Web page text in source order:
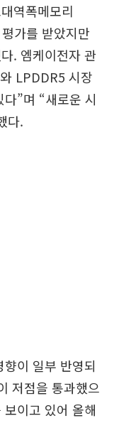
역폭메모리
가를 받았지만
. 엠케이전자 관
LPDDR5 시장
”며 “새로운 시
다.
이 일부 반영되
저점을 통과했으
이고 있어 올해